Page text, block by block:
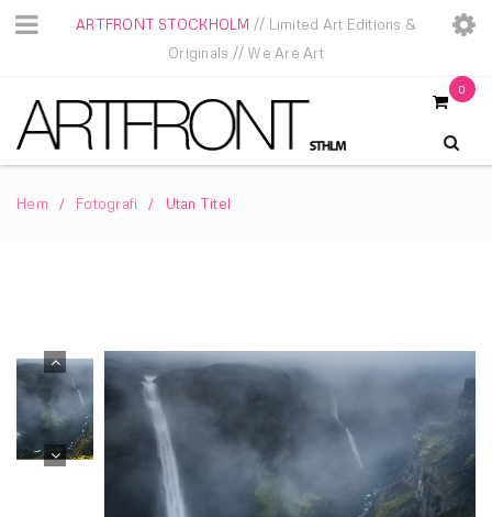
ARTFRONT STOCKHOLM // Limited Art Editions &
Originals // We Are Art
0
Hem / Fotografi / Utan Titel